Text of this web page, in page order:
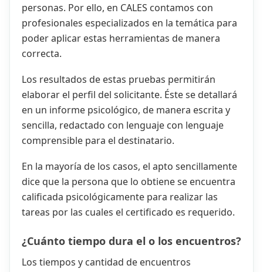
personas. Por ello, en CALES contamos con
profesionales especializados en la temática para
poder aplicar estas herramientas de manera
correcta.
Los resultados de estas pruebas permitirán
elaborar el perfil del solicitante. Éste se detallará
en un informe psicológico, de manera escrita y
sencilla, redactado con lenguaje con lenguaje
comprensible para el destinatario.
En la mayoría de los casos, el apto sencillamente
dice que la persona que lo obtiene se encuentra
calificada psicológicamente para realizar las
tareas por las cuales el certificado es requerido.
¿Cuánto tiempo dura el o los encuentros?
Los tiempos y cantidad de encuentros